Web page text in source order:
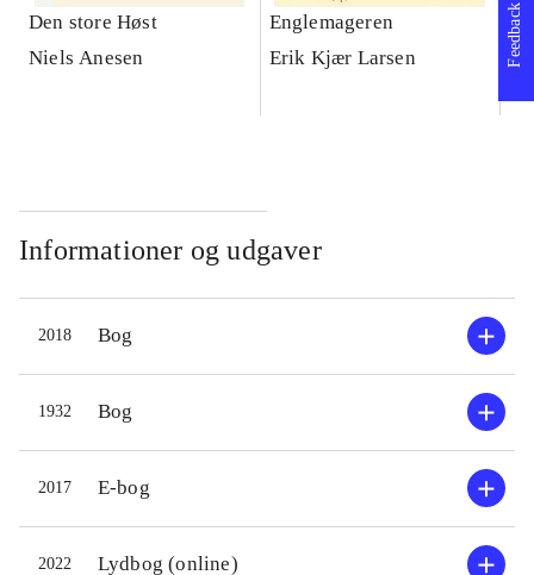
Den store Høst
Niels Anesen
Englemageren
Erik Kjær Larsen
Informationer og udgaver
2018 Bog
1932 Bog
2017 E-bog
2022 Lydbog (online)
Feedback